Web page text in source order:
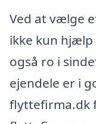
Ved at vælge
ikke kun
også ro i
ejendele er i
flyttefirma.dk